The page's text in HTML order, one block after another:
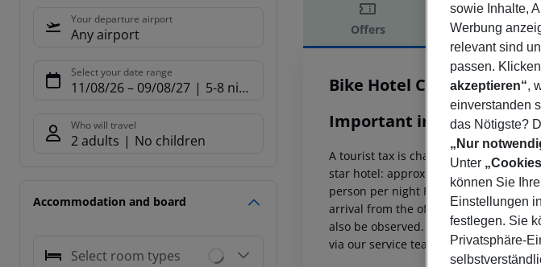
Your departure airport
Any airport
Select your date range
11/08/26– 09/08/27 5-8 nights
Who will travel
2 adults No children
Accommodation and board
Select room types
Offers Offer
Offer
Bike Hotel Caravel
4
Important info
A tourist tax is charged on site: 5?star
star hotel: approx. ¤2.50 per person
person per night For scheduled
arrival from the official check-in time
also be observed. This includes
via our service team, subject to
sowie Inhalte,
Werbung
relevant sind
passen.
akzeptieren“,
einverstanden
das Nötigste?
„Nur
Unter
können Sie
Einstellungen
festlegen. Sie
Privatsphäre-